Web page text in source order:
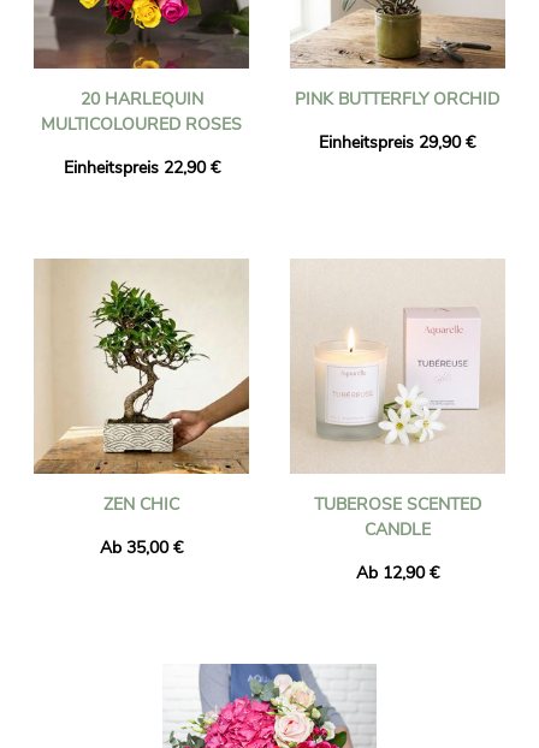
20 HARLEQUIN
MULTICOLOURED ROSES
Einheitspreis 22,90 €
PINK BUTTERFLY ORCHID
Einheitspreis 29,90 €
ZEN CHIC
Ab 35,00 €
TUBEROSE SCENTED
CANDLE
Ab 12,90 €